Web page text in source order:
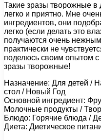
Такие зразы творожные в
легко и приятно. Мне
ингредиентов, они
легко (если делать это
получаются очень
практически не
поделюсь своим опытом с
зразы творожные!
Назначение: Для детей /
стол / Новый Год
Основной ингредиент:
Молочные продукты /
Блюдо: Горячие блюда /
Диета: Диетическое